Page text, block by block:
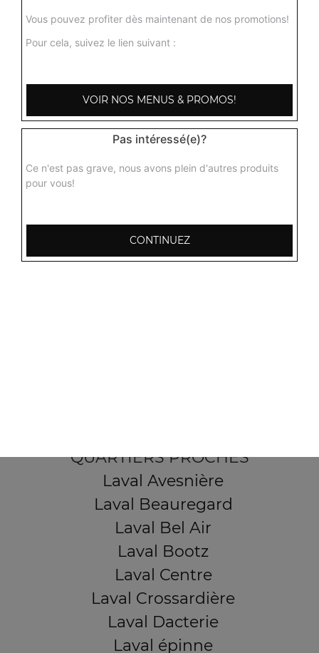
9.00€
tomate, gingembre, ail, poivre, coriandre
9.00€
QUARTIERS PROCHES
Laval Avesnière
Laval Beauregard
Laval Bel Air
Laval Bootz
Laval Centre
Laval Crossardière
Laval Dacterie
Laval épinne
Vous pouvez profiter dès maintenant de nos promotions!
Pour cela, suivez le lien suivant :
VOIR NOS MENUS & PROMOS!
Pas intéressé(e)?
Ce n'est pas grave, nous avons plein d'autres produits
pour vous!
CONTINUEZ